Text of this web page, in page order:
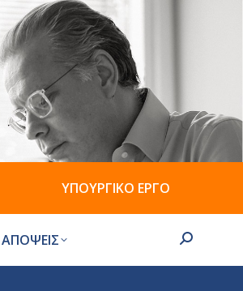
ΥΠΟΥΡΓΙΚΟ ΕΡΓΟ
ΑΠΟΨΕΙΣ Search: